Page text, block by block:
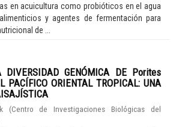
en acuicultura como probióticos en el agua
y agentes de fermentación para
de ...
GENÓMICA DE Porites
PACÍFICO ORIENTAL TROPICAL: UNA
(Centro de Investigaciones Biológicas del